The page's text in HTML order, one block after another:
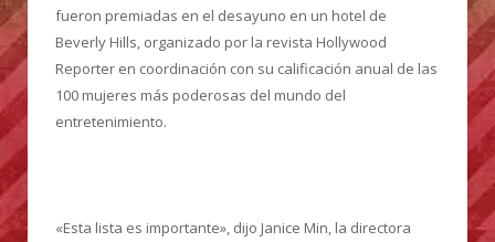
fueron premiadas en el desayuno en un hotel de
Beverly Hills, organizado por la revista Hollywood
Reporter en coordinación con su calificación anual de las
100 mujeres más poderosas del mundo del
entretenimiento.
«Esta lista es importante», dijo Janice Min, la directora